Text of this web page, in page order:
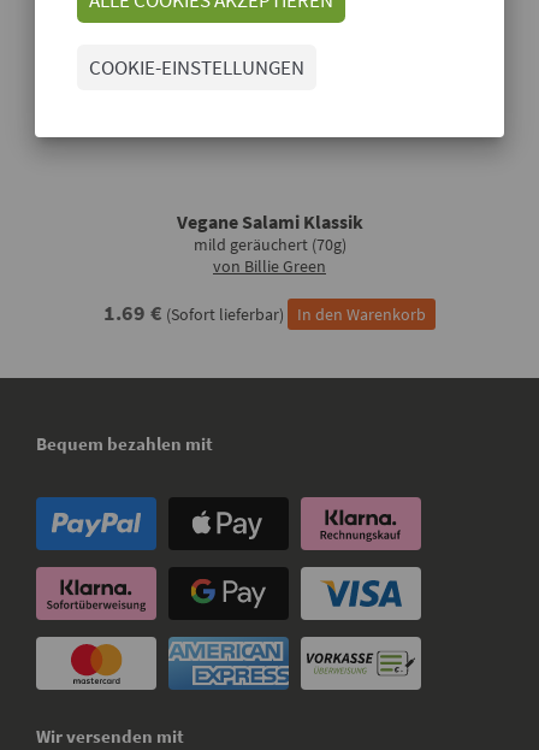
Vegane Salami Klassik
mild geräuchert (70g)
von Billie Green
1.69 € (Sofort lieferbar) In den Warenkorb
Bequem bezahlen mit
Wir versenden mit
COOKIE-EINSTELLUNGEN